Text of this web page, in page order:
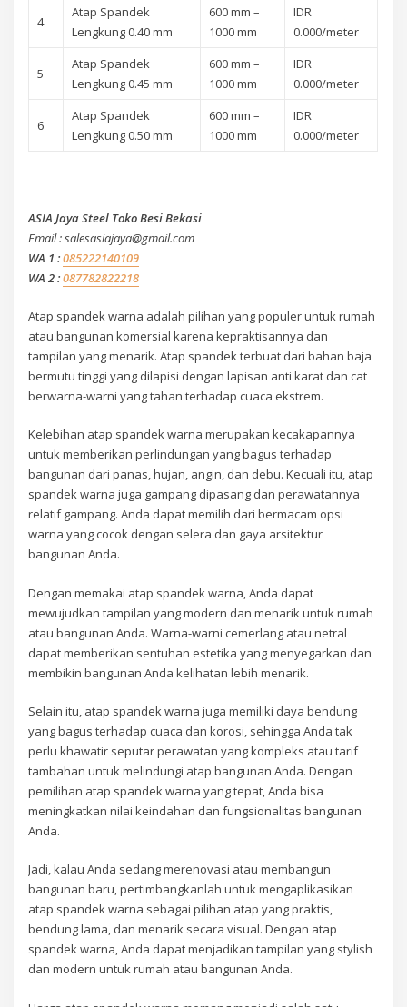
4
Atap Spandek
Lengkung 0.40 mm
600 mm –
1000 mm
IDR
0.000/meter
5
Atap Spandek
Lengkung 0.45 mm
600 mm –
1000 mm
IDR
0.000/meter
6
Atap Spandek
Lengkung 0.50 mm
600 mm –
1000 mm
IDR
0.000/meter
ASIA Jaya Steel Toko Besi Bekasi
Email : salesasiajaya@gmail.com
WA 1 :085222140109
WA 2 :087782822218
Atap spandek warna adalah pilihan yang populer untuk rumah
atau bangunan komersial karena kepraktisannya dan
tampilan yang menarik. Atap spandek terbuat dari bahan baja
bermutu tinggi yang dilapisi dengan lapisan anti karat dan cat
berwarna-warni yang tahan terhadap cuaca ekstrem.
Kelebihan atap spandek warna merupakan kecakapannya
untuk memberikan perlindungan yang bagus terhadap
bangunan dari panas, hujan, angin, dan debu. Kecuali itu, atap
spandek warna juga gampang dipasang dan perawatannya
relatif gampang. Anda dapat memilih dari bermacam opsi
warna yang cocok dengan selera dan gaya arsitektur
bangunan Anda.
Dengan memakai atap spandek warna, Anda dapat
mewujudkan tampilan yang modern dan menarik untuk rumah
atau bangunan Anda. Warna-warni cemerlang atau netral
dapat memberikan sentuhan estetika yang menyegarkan dan
membikin bangunan Anda kelihatan lebih menarik.
Selain itu, atap spandek warna juga memiliki daya bendung
yang bagus terhadap cuaca dan korosi, sehingga Anda tak
perlu khawatir seputar perawatan yang kompleks atau tarif
tambahan untuk melindungi atap bangunan Anda. Dengan
pemilihan atap spandek warna yang tepat, Anda bisa
meningkatkan nilai keindahan dan fungsionalitas bangunan
Anda.
Jadi, kalau Anda sedang merenovasi atau membangun
bangunan baru, pertimbangkanlah untuk mengaplikasikan
atap spandek warna sebagai pilihan atap yang praktis,
bendung lama, dan menarik secara visual. Dengan atap
spandek warna, Anda dapat menjadikan tampilan yang stylish
dan modern untuk rumah atau bangunan Anda.